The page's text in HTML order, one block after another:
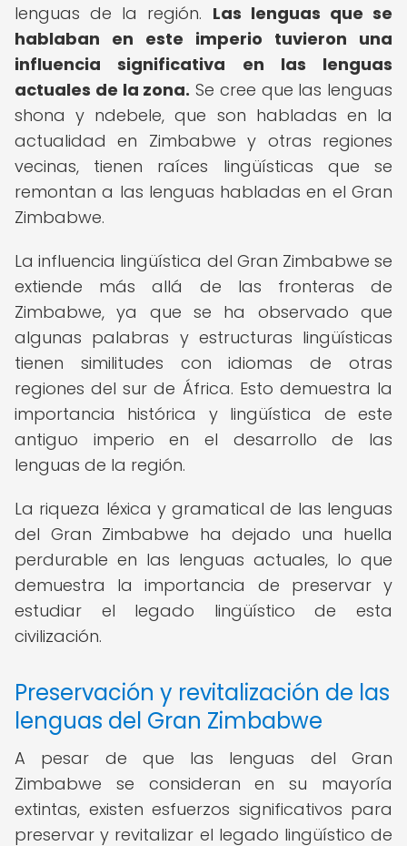
lenguas de la región. Las lenguas que se
hablaban en este imperio tuvieron una
influencia significativa en las lenguas
actuales de la zona. Se cree que las lenguas
shona y ndebele, que son habladas en la
actualidad en Zimbabwe y otras regiones
vecinas, tienen raíces lingüísticas que se
remontan a las lenguas habladas en el Gran
Zimbabwe.
La influencia lingüística del Gran Zimbabwe se
extiende más allá de las fronteras de
Zimbabwe, ya que se ha observado que
algunas palabras y estructuras lingüísticas
tienen similitudes con idiomas de otras
regiones del sur de África. Esto demuestra la
importancia histórica y lingüística de este
antiguo imperio en el desarrollo de las
lenguas de la región.
La riqueza léxica y gramatical de las lenguas
del Gran Zimbabwe ha dejado una huella
perdurable en las lenguas actuales, lo que
demuestra la importancia de preservar y
estudiar el legado lingüístico de esta
civilización.
Preservación y revitalización de las
lenguas del Gran Zimbabwe
A pesar de que las lenguas del Gran
Zimbabwe se consideran en su mayoría
extintas, existen esfuerzos significativos para
preservar y revitalizar el legado lingüístico de